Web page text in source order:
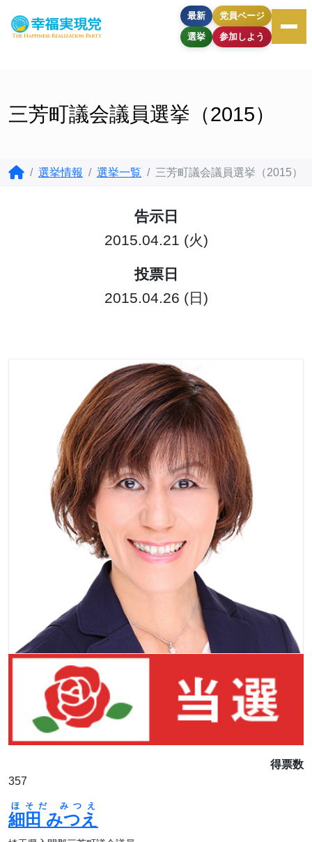
最新
選挙
党員ページ
参加しよう
三芳町議会議員選挙（2015）
選挙情報 選挙一覧 三芳町議会議員選挙（2015）
告示日
2015.04.21 (火)
投票日
2015.04.26 (日)
得票数
357
細田 みつえ
ほそだ みつえ